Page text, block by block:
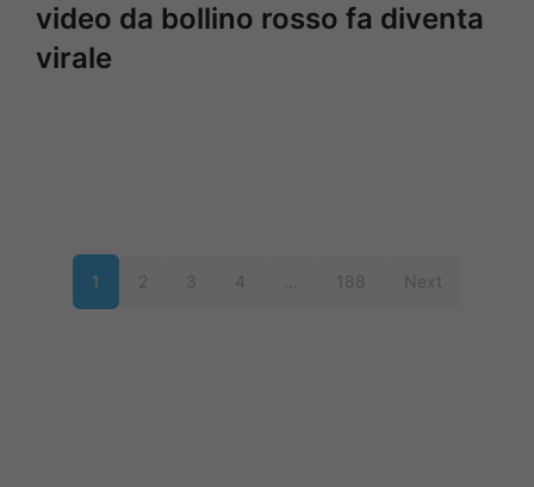
video da bollino rosso fa diventa
virale
1 2 3 4 188 Next